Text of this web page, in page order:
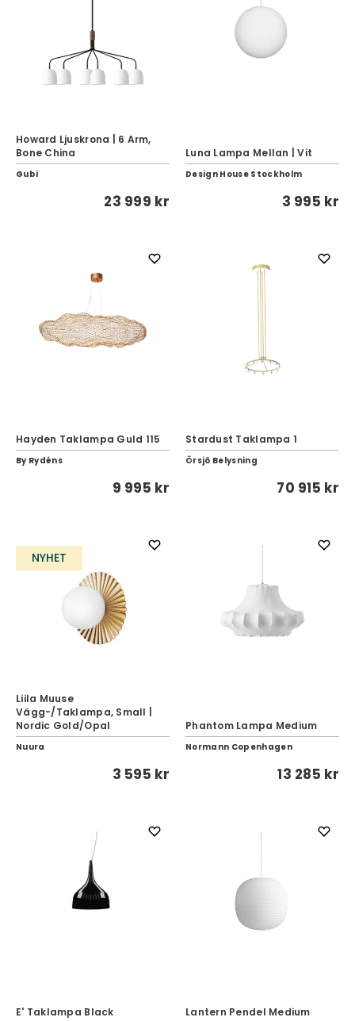
Howard Ljuskrona | 6 Arm,
Bone China
Gubi
23 999 kr
Luna Lampa Mellan | Vit
Design House Stockholm
3 995 kr
Hayden Taklampa Guld 115
By Rydéns
9 995 kr
Stardust Taklampa 1
Örsjö Belysning
70 915 kr
NYHET
Liila Muuse
Vägg-/Taklampa, Small |
Nordic Gold/Opal
Nuura
3 595 kr
Phantom Lampa Medium
Normann Copenhagen
13 285 kr
E' Taklampa Black Lantern Pendel Medium